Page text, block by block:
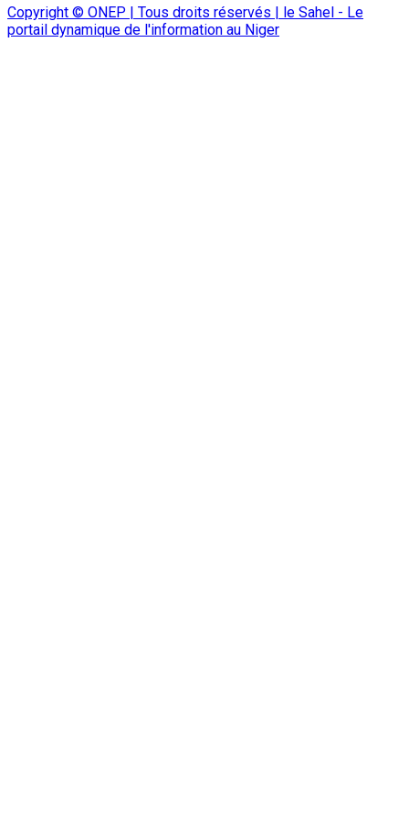
Copyright © ONEP | Tous droits réservés | le Sahel - Le
portail dynamique de l'information au Niger